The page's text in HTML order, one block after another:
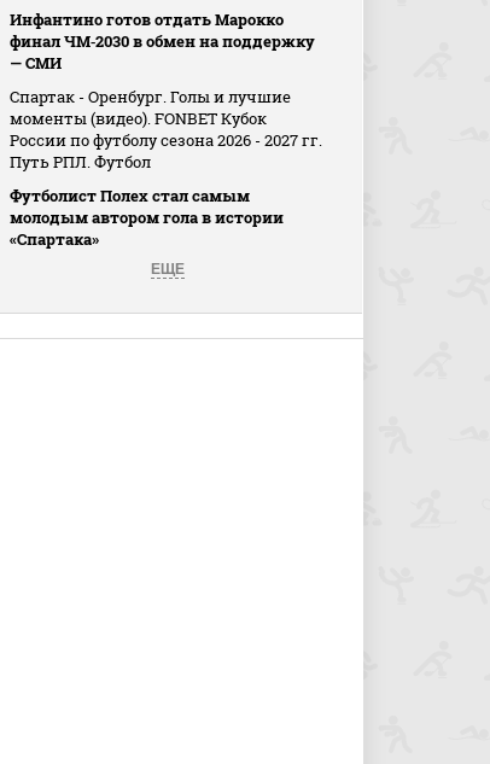
Инфантино готов отдать Марокко
финал ЧМ‑2030 в обмен на поддержку
— СМИ
Спартак - Оренбург. Голы и лучшие
моменты (видео). FONBET Кубок
России по футболу сезона 2026 - 2027 гг.
Путь РПЛ. Футбол
Футболист Полех стал самым
молодым автором гола в истории
«Спартака»
ЕЩЕ